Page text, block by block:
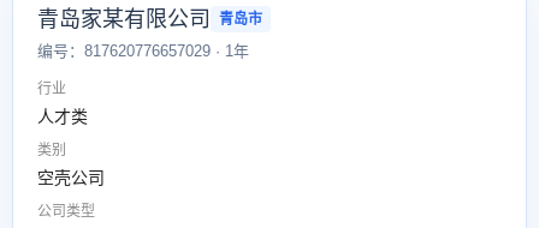
青岛家某有限公司 青岛市
编号：817620776657029 · 1年
行业
人才类
类别
空壳公司
公司类型